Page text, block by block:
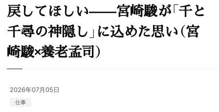
戻してほしい——宮崎駿が「千と
千尋の神隠し」に込めた思い（宮
崎駿×養老孟司）
2026年07月05日
仕事